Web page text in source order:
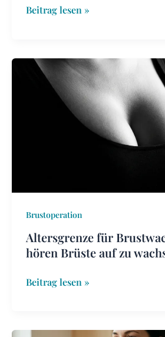
Beitrag lesen »
Brustoperation
Altersgrenze für
hören Brüste auf zu
Altersgrenze
Brustwachstum:
Beitrag lesen »